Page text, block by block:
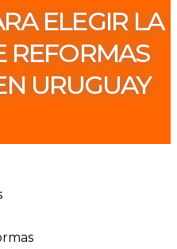
ELEGIR LA
REFORMAS
URUGUAY